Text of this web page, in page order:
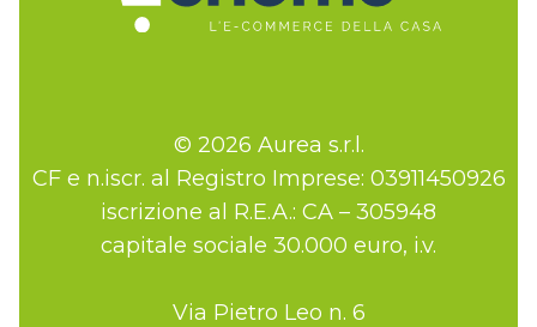
© 2026 Aurea s.r.l.
CF e n.iscr. al Registro Imprese: 03911450926
iscrizione al R.E.A.: CA – 305948
capitale sociale 30.000 euro, i.v.
Via Pietro Leo n. 6